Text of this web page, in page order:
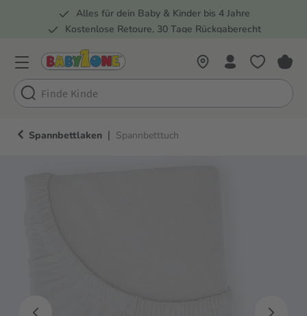
Zur Hauptnavigation springen
Alles für dein Baby & Kinder bis 4 Jahre
Kostenlose Retoure, 30 Tage Rückgaberecht
Spannbettlaken | Spannbetttuch